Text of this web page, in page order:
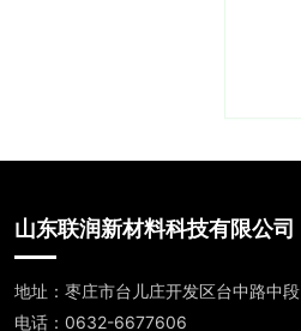
山东联润新材料科技有限公司
地址：枣庄市台儿庄开发区台中路中段
电话：0632-6677606